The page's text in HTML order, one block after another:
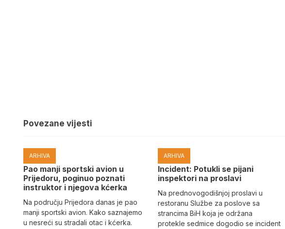
Povezane vijesti
ARHIVA
Pao manji sportski avion u
Prijedoru, poginuo poznati
instruktor i njegova kćerka
Na području Prijedora danas je pao
manji sportski avion. Kako saznajemo
u nesreći su stradali otac i kćerka.
ARHIVA
Incident: Potukli se pijani
inspektori na proslavi
Na prednovogodišnjoj proslavi u
restoranu Službe za poslove sa
strancima BiH koja je održana
protekle sedmice dogodio se incident